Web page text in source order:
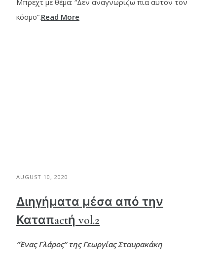
κόσμο”.Read More
AUGUST 10, 2020
Διηγήματα μέσα από την
Καταπactή vol.2
“Ένας Γλάρος” της Γεωργίας Σταυρακάκη